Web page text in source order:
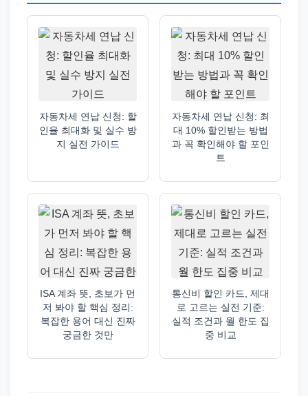
자동차세 연납 신청: 할
인율 최대화 및 실수 방
지 실전 가이드
자동차세 연납 신청: 최
대 10% 할인받는 방법
과 꼭 확인해야 할 포인
트
ISA 계좌 뜻, 초보가 먼
저 봐야 할 핵심 정리:
복잡한 용어 대신 진짜
궁금한 것만
통신비 할인 카드, 제대
로 고르는 실전 기준:
실적 조건과 월 한도 집
중 비교